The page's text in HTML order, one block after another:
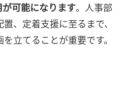
可能になります。人事部
、定着支援に至るまで、
立てることが重要です。